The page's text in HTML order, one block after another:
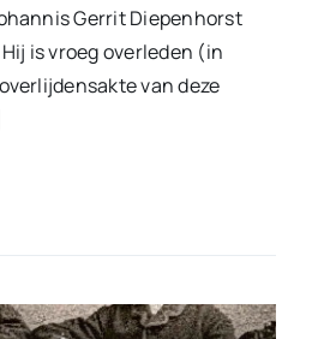
Gerrit Diepenhorst
is vroeg overleden (in
van deze